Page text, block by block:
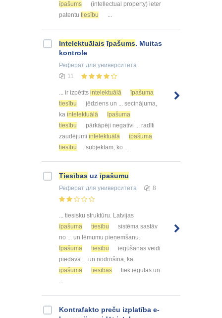
īpašums
(intellectual property) ieter
patentu tiesību ...
Intelektuālais īpašums. Muitas
kontrole
Реферат для университета
11
... ir izpētīts intelektuālā
īpašuma
tiesību
jēdziens un ... secinājuma,
ka intelektuālā
īpašuma
tiesību
pārkāpēji negatīvi ... radīti
zaudējumi intelektuālā
īpašuma
tiesību
subjektam, ko ...
Tiesības uzīpašumu
Реферат для университета 8
... tiesisku struktūru. Latvijas
īpašuma
tiesību
sistēma sastāv
no ... un lēmumu pieņemšanu.
Īpašuma
tiesību
iegūšanas veidi
piedāvā ... un nodrošina, ka
īpašuma
tiesības
tiek iegūtas un
...
Kontrafakto preču izplatība e-